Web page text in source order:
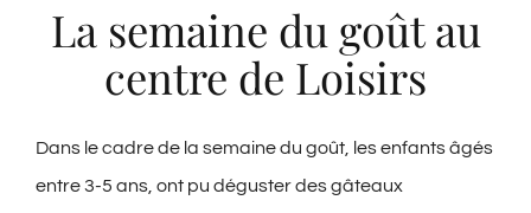
La semaine du goût au
centre de Loisirs
Dans le cadre de la semaine du goût, les enfants âgés
entre 3-5 ans, ont pu déguster des gâteaux